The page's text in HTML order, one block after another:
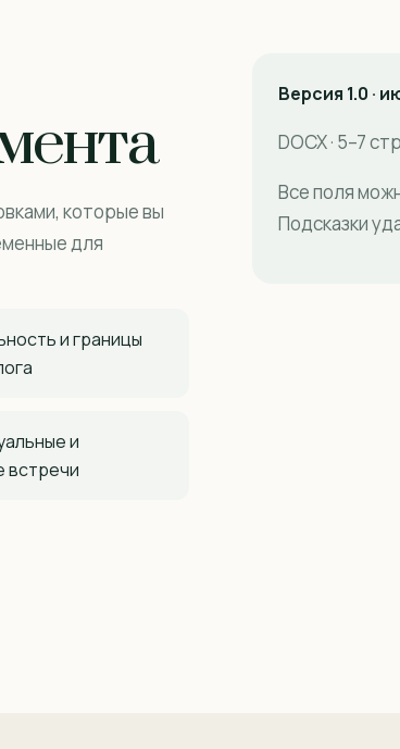
которые вы
для
и границы
и
встречи
Версия 1.0 ·
DOCX · 5–7
Все поля
Подсказки